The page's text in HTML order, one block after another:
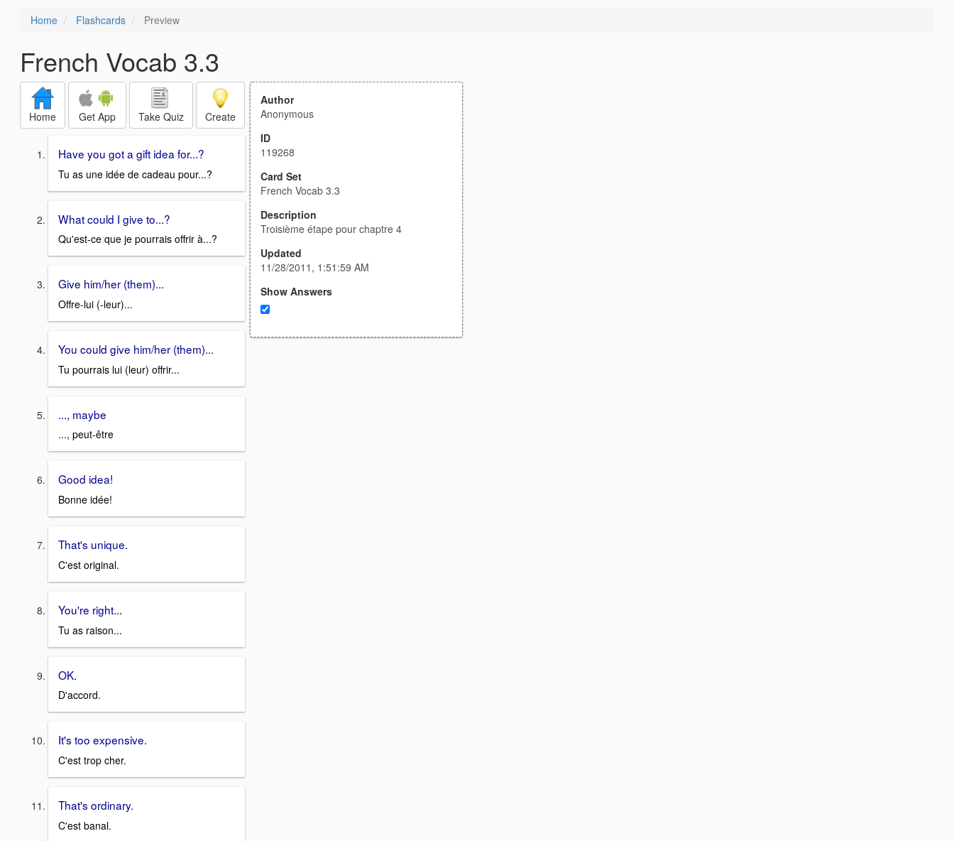
Home Flashcards Preview
French Vocab 3.3
Home Get App Take Quiz Create
Have you got a gift idea for...?
Tu as une idée de cadeau pour...?
What could I give to...?
Qu'est-ce que je pourrais offrir à...?
Give him/her (them)...
Offre-lui (-leur)...
You could give him/her (them)...
Tu pourrais lui (leur) offrir...
..., maybe
..., peut-être
Good idea!
Bonne idée!
That's unique.
C'est original.
You're right...
Tu as raison...
OK.
D'accord.
It's too expensive.
C'est trop cher.
That's ordinary.
C'est banal.
Author
Anonymous
ID
119268
Card Set
French Vocab 3.3
Description
Troisième étape pour chaptre 4
Updated
11/28/2011, 1:51:59 AM
Show Answers